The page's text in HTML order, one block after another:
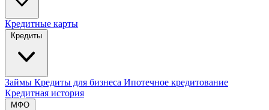
Кредитные карты
Кредиты
Займы Кредиты для бизнеса Ипотечное кредитование
Кредитная история
МФО